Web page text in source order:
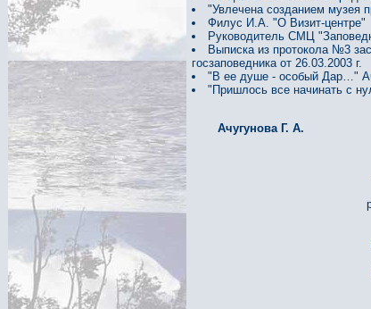
"Увлечена созданием музея
Филус И.А. "О Визит-центре"
Руководитель СМЦ
Выписка из протокола №3
госзаповедника от 26.03.2003 г.
"В ее душе - особый Дар…"
"Пришлось все начинать с
Ачугунова Г. А.